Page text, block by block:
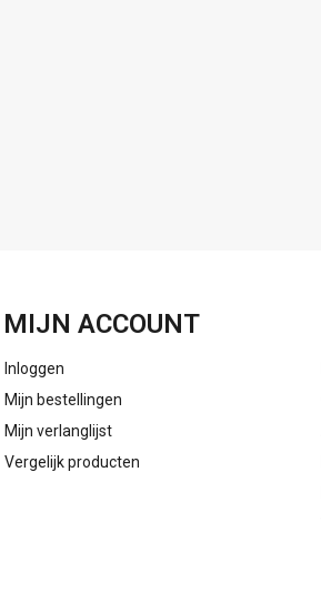
MIJN ACCOUNT
Inloggen
Mijn bestellingen
Mijn verlanglijst
Vergelijk producten